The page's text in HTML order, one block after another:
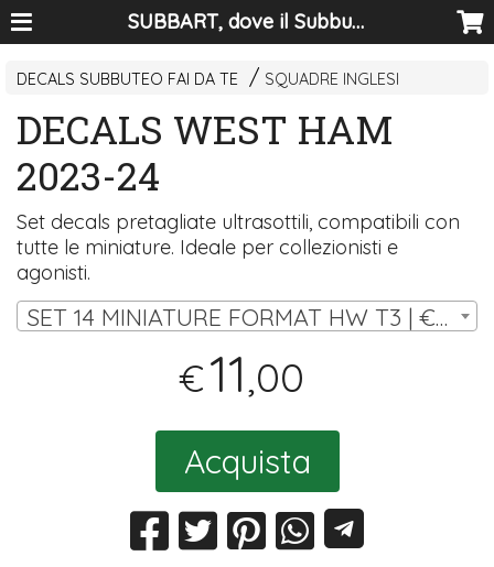
SUBBART, dove il Subbuteo diventa arte
DECALS SUBBUTEO FAI DA TE SQUADRE INGLESI
DECALS WEST HAM
2023-24
Set decals pretagliate ultrasottili, compatibili con
tutte le miniature. Ideale per collezionisti e
agonisti.
SET 14 MINIATURE FORMAT HW T3 | € 11,00
€11,00
Acquista